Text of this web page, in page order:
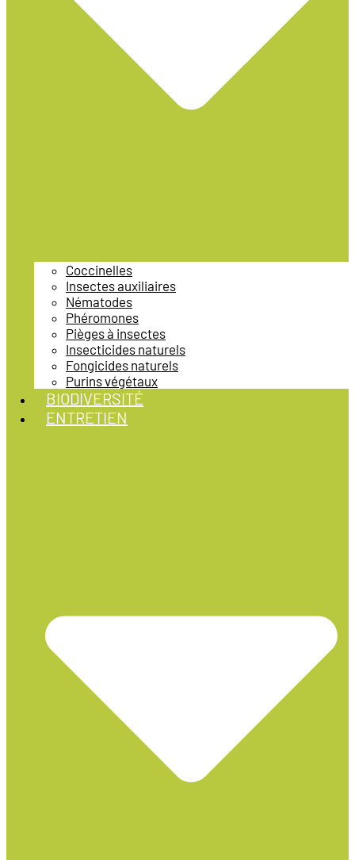
Coccinelles
Insectes auxiliaires
Nématodes
Phéromones
Pièges à insectes
Insecticides naturels
Fongicides naturels
Purins végétaux
BIODIVERSITÉ
ENTRETIEN